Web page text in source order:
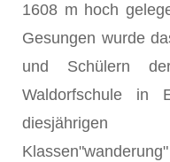
1608 m hoch
Gesungen wurde
und Schülern
Waldorfschule in
diesjährigen